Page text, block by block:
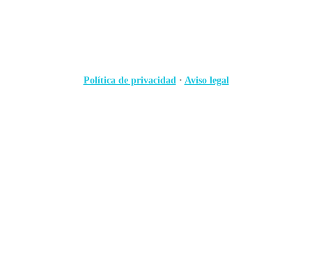
Política de privacidad · Aviso legal